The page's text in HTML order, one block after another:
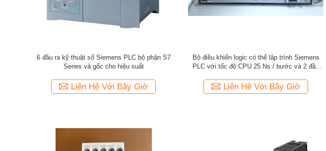
6 đầu ra kỹ thuật số Siemens PLC bộ phận S7
Series và gốc cho hiệu suất
Liên Hệ Với Bây Giờ
Bộ điều khiển logic có thể lập trình Siemens
PLC với tốc độ CPU 25 Ns / bước và 2 đầu
Liên Hệ Với Bây Giờ